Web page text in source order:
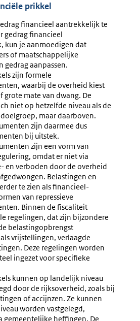
prikkel
financieel aantrekkelijk te
gedrag financieel
kun je aanmoedigen dat
of maatschappelijke
gedrag aanpassen.
zijn formele
waarbij de overheid kiest
grote mate van dwang. De
niet op hetzelfde niveau als de
maar daarboven.
zijn daarmee dus
bij uitstek.
zijn een vorm van
omdat er niet via
en verboden door de overheid
Belastingen en
te zien als financieel-
van repressieve
Binnen de fiscaliteit
regelingen, dat zijn bijzondere
belastingopbrengst
vrijstellingen, verlaagde
Deze regelingen worden
ingezet voor specifieke
kunnen op landelijk niveau
door de rijksoverheid, zoals bij
of accijnzen. Ze kunnen
worden vastgelegd,
gemeentelijke heffingen. De